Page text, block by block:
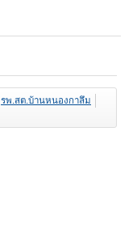
รพ.สต.บ้านหนองกาลึม